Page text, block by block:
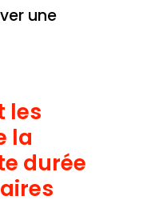
une
les
la
durée